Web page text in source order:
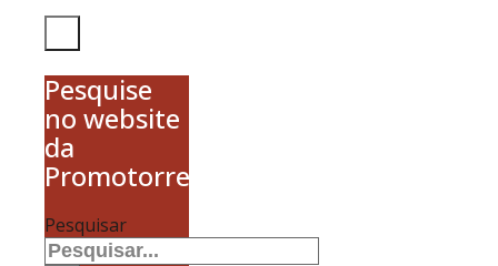
Pesquise
no website
da
Promotorres
Pesquisar